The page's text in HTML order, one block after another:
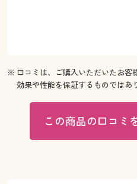
※ 口コミは、ご購入いただいたお客
効果や性能を保証するものではあ
この商品の口コミ